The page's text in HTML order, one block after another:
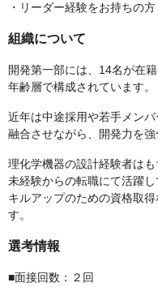
・リーダー経験をお持ちの方
組織について
開発第一部には、14名が在
年齢層で構成されています。
近年は中途採用や若手メン
融合させながら、開発力を
理化学機器の設計経験者は
未経験からの転職にて活躍
キルアップのための資格取
す。
選考情報
■面接回数：２回